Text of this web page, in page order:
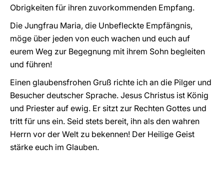
Obrigkeiten für ihren zuvorkommenden Empfang.
Die Jungfrau Maria, die Unbefleckte Empfängnis,
möge über jeden von euch wachen und euch auf
eurem Weg zur Begegnung mit ihrem Sohn begleiten
und führen!
Einen glaubensfrohen Gruß richte ich an die Pilger und
Besucher deutscher Sprache. Jesus Christus ist König
und Priester auf ewig. Er sitzt zur Rechten Gottes und
tritt für uns ein. Seid stets bereit, ihn als den wahren
Herrn vor der Welt zu bekennen! Der Heilige Geist
stärke euch im Glauben.